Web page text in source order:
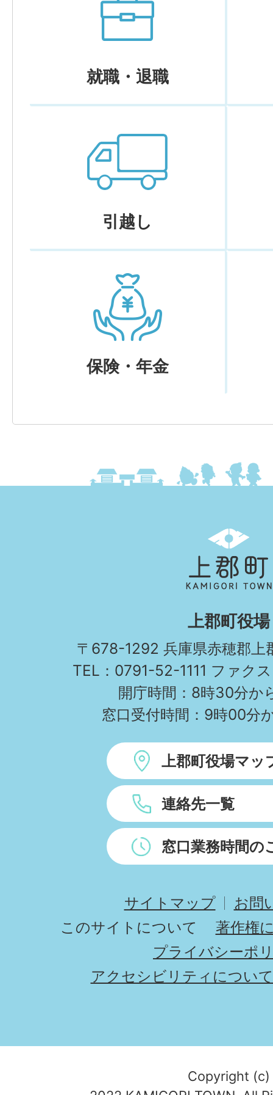
就職・退職
引越し
保険・年金
郡
町
KAMIGORI
TOWN
上郡町役場
〒678-1292 兵庫県赤穂郡上
TEL：0791-52-1111 ファク
開庁時間：8時30分か
窓口受付時間：9時00分
上郡町役場マッ
連絡先一覧
窓口業務時間の
サイトマップ
お問
このサイトについて
著作権
プライバシーポ
アクセシビリティについて
Copyright (c)